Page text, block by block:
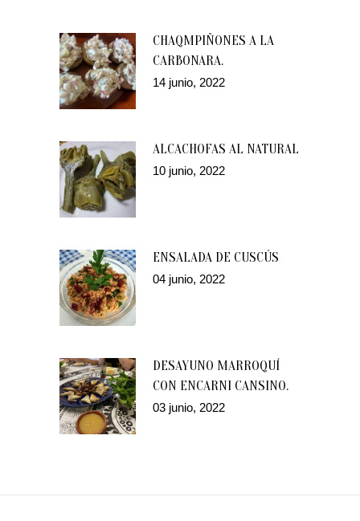
CHAQMPIÑONES A LA
CARBONARA.
14 junio, 2022
ALCACHOFAS AL NATURAL
10 junio, 2022
ENSALADA DE CUSCÚS
04 junio, 2022
DESAYUNO MARROQUÍ
CON ENCARNI CANSINO.
03 junio, 2022